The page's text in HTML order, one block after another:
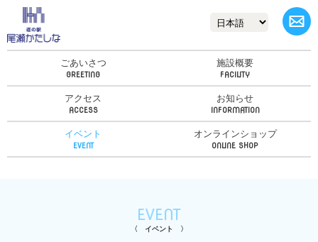
ごあいさつ 施設概要
アクセス お知らせ
イベント オンラインショップ
EVENT
イベント